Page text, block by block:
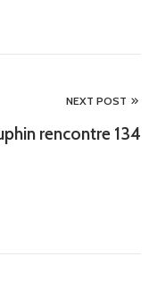
NEXT POST
rencontre 134